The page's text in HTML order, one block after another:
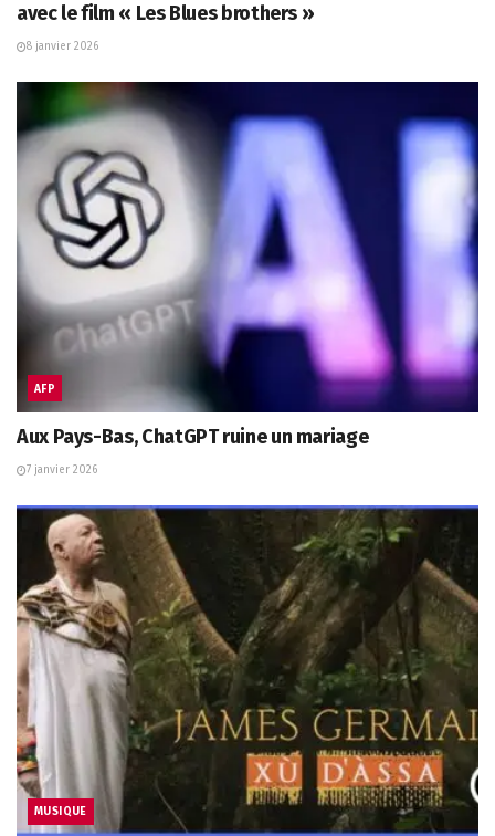
avec le film « Les Blues brothers »
8 janvier 2026
AFP
Aux Pays-Bas, ChatGPT ruine un mariage
7 janvier 2026
MUSIQUE